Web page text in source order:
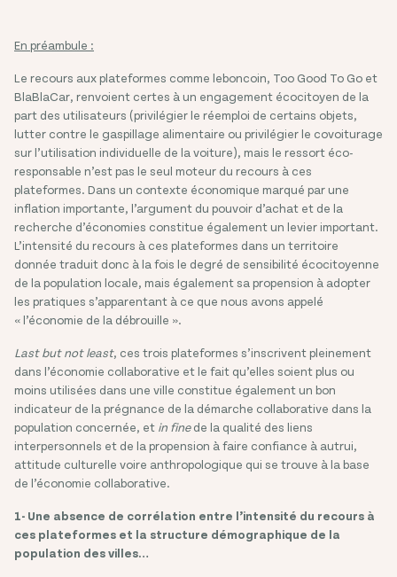
En préambule :
Le recours aux plateformes comme leboncoin, Too Good To Go et
BlaBlaCar, renvoient certes à un engagement écocitoyen de la
part des utilisateurs (privilégier le réemploi de certains objets,
lutter contre le gaspillage alimentaire ou privilégier le covoiturage
sur l’utilisation individuelle de la voiture), mais le ressort éco-
responsable n’est pas le seul moteur du recours à ces
plateformes. Dans un contexte économique marqué par une
inflation importante, l’argument du pouvoir d’achat et de la
recherche d’économies constitue également un levier important.
L’intensité du recours à ces plateformes dans un territoire
donnée traduit donc à la fois le degré de sensibilité écocitoyenne
de la population locale, mais également sa propension à adopter
les pratiques s’apparentant à ce que nous avons appelé
« l’économie de la débrouille ».
Last but not least, ces trois plateformes s’inscrivent pleinement
dans l’économie collaborative et le fait qu’elles soient plus ou
moins utilisées dans une ville constitue également un bon
indicateur de la prégnance de la démarche collaborative dans la
population concernée, et in finede la qualité des liens
interpersonnels et de la propension à faire confiance à autrui,
attitude culturelle voire anthropologique qui se trouve à la base
de l’économie collaborative.
1- Une absence de corrélation entre l’intensité du recours à
ces plateformes et la structure démographique de la
population des villes…